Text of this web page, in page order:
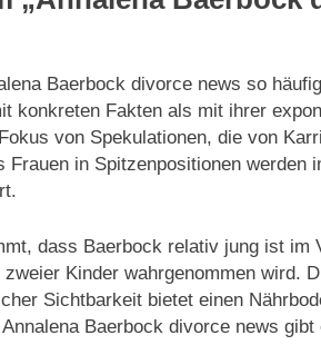
Baerbock divorce news so
konkreten Fakten als mit ihrer
von Spekulationen, die von
Frauen in Spitzenpositionen
dass Baerbock relativ jung ist im
Kinder wahrgenommen wird.
Sichtbarkeit bietet einen
Baerbock divorce news